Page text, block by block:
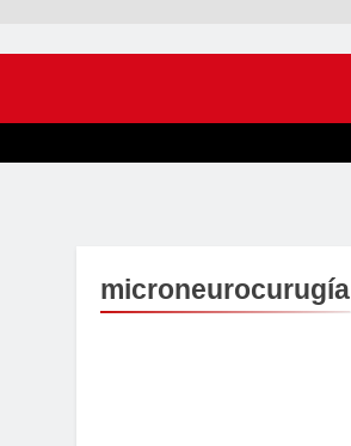
microneurocurugía